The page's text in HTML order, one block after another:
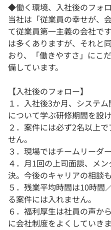
◆働く環境、入社後のフォ
当社は「従業員の幸せが、
て従業員第一主義の会社で
は多くありますが、それと
おり、「働きやすさ」にこ
備しています。
【入社後のフォロー】
１．入社後3か月、システ
について学ぶ研修期間を設け
２．案件には必ず2名以上
せん。
３．現場ではチームリーダ
４．月1回の上司面談、メ
決。今後のキャリアの相談
５．残業平均時間は10時間
る案件には入れません。
６．福利厚生は社員の声か
に会社制度をよくしていきま